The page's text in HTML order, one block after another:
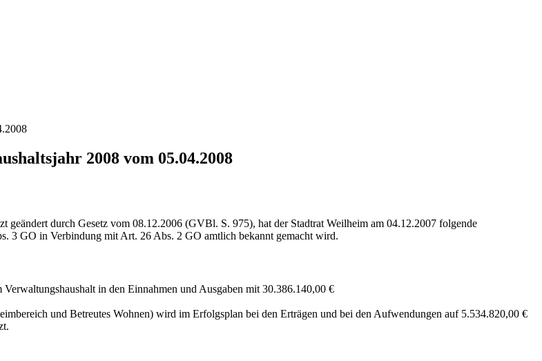
2008 vom 05.04.2008
durch Gesetz vom 08.12.2006 (GVBl. S. 975), hat der Stadtrat Weilheim am 04.12.2007 folgende
3 GO in Verbindung mit Art. 26 Abs. 2 GO amtlich bekannt gemacht wird.
in den Einnahmen und Ausgaben mit 30.386.140,00 €
und Betreutes Wohnen) wird im Erfolgsplan bei den Erträgen und bei den Aufwendungen auf 5.534.820,00 €